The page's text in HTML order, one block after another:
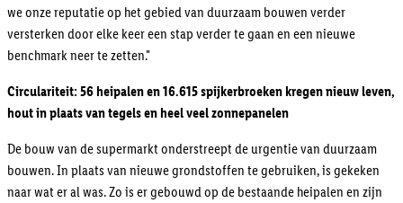
we onze reputatie op het gebied van duurzaam bouwen verder
versterken door elke keer een stap verder te gaan en een nieuwe
benchmark neer te zetten."
Circulariteit: 56 heipalen en 16.615 spijkerbroeken kregen nieuw leven,
hout in plaats van tegels en heel veel zonnepanelen
De bouw van de supermarkt onderstreept de urgentie van duurzaam
bouwen. In plaats van nieuwe grondstoffen te gebruiken, is gekeken
naar wat er al was. Zo is er gebouwd op de bestaande heipalen en zijn